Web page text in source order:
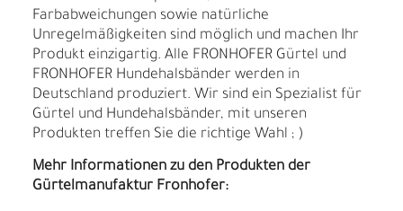
Farbabweichungen sowie natürliche
Unregelmäßigkeiten sind möglich und machen Ihr
Produkt einzigartig. Alle FRONHOFER Gürtel und
FRONHOFER Hundehalsbänder werden in
Deutschland produziert. Wir sind ein Spezialist für
Gürtel und Hundehalsbänder, mit unseren
Produkten treffen Sie die richtige Wahl ; )
Mehr Informationen zu den Produkten der
Gürtelmanufaktur Fronhofer: